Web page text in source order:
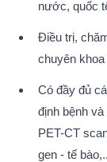
nước, quốc
Điều trị,
chuyên
Có đầy đủ
định bệnh
PET-CT
gen - tế